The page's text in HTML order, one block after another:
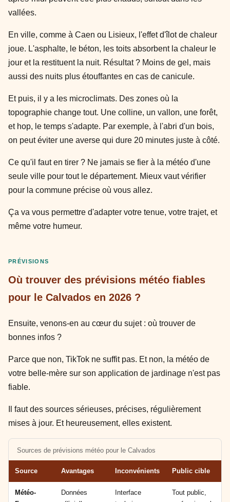
vallées.
En ville, comme à Caen ou Lisieux, l'effet d'îlot de chaleur
joue. L'asphalte, le béton, les toits absorbent la chaleur le
jour et la restituent la nuit. Résultat ? Moins de gel, mais
aussi des nuits plus étouffantes en cas de canicule.
Et puis, il y a les microclimats. Des zones où la
topographie change tout. Une colline, un vallon, une forêt,
et hop, le temps s'adapte. Par exemple, à l'abri d'un bois,
on peut éviter une averse qui dure 20 minutes juste à côté.
Ce qu'il faut en tirer ? Ne jamais se fier à la météo d'une
seule ville pour tout le département. Mieux vaut vérifier
pour la commune précise où vous allez.
Ça va vous permettre d'adapter votre tenue, votre trajet, et
même votre humeur.
PRÉVISIONS
Où trouver des prévisions météo fiables
pour le Calvados en 2026 ?
Ensuite, venons-en au cœur du sujet : où trouver de
bonnes infos ?
Parce que non, TikTok ne suffit pas. Et non, la météo de
votre belle-mère sur son application de jardinage n'est pas
fiable.
Il faut des sources sérieuses, précises, régulièrement
mises à jour. Et heureusement, elles existent.
Sources de prévisions météo pour le Calvados
Source Avantages Inconvénients Public cible
Météo-
Données
Interface
Tout public,